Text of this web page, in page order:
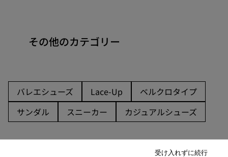
受け入れずに続行
その他のカテゴリー
バレエシューズ Lace-Up
ベルクロタイプ
サンダル
スニーカー カジュアルシューズ